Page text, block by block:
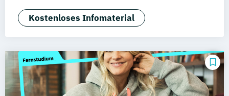
General Management
Projektmanagement &
Sales Management
Kostenloses Infomaterial